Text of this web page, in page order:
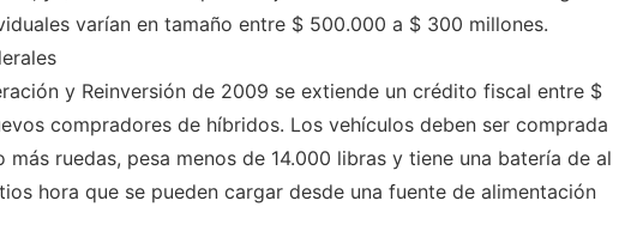
varían en tamaño entre $ 500.000 a $ 300 millones.
y Reinversión de 2009 se extiende un crédito fiscal entre $
compradores de híbridos. Los vehículos deben ser comprada
más ruedas, pesa menos de 14.000 libras y tiene una batería de al
hora que se pueden cargar desde una fuente de alimentación